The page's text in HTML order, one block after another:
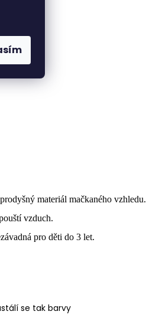
materiál mačkaného vzhledu.
vzduch.
pro děti do 3 let.
se tak barvy